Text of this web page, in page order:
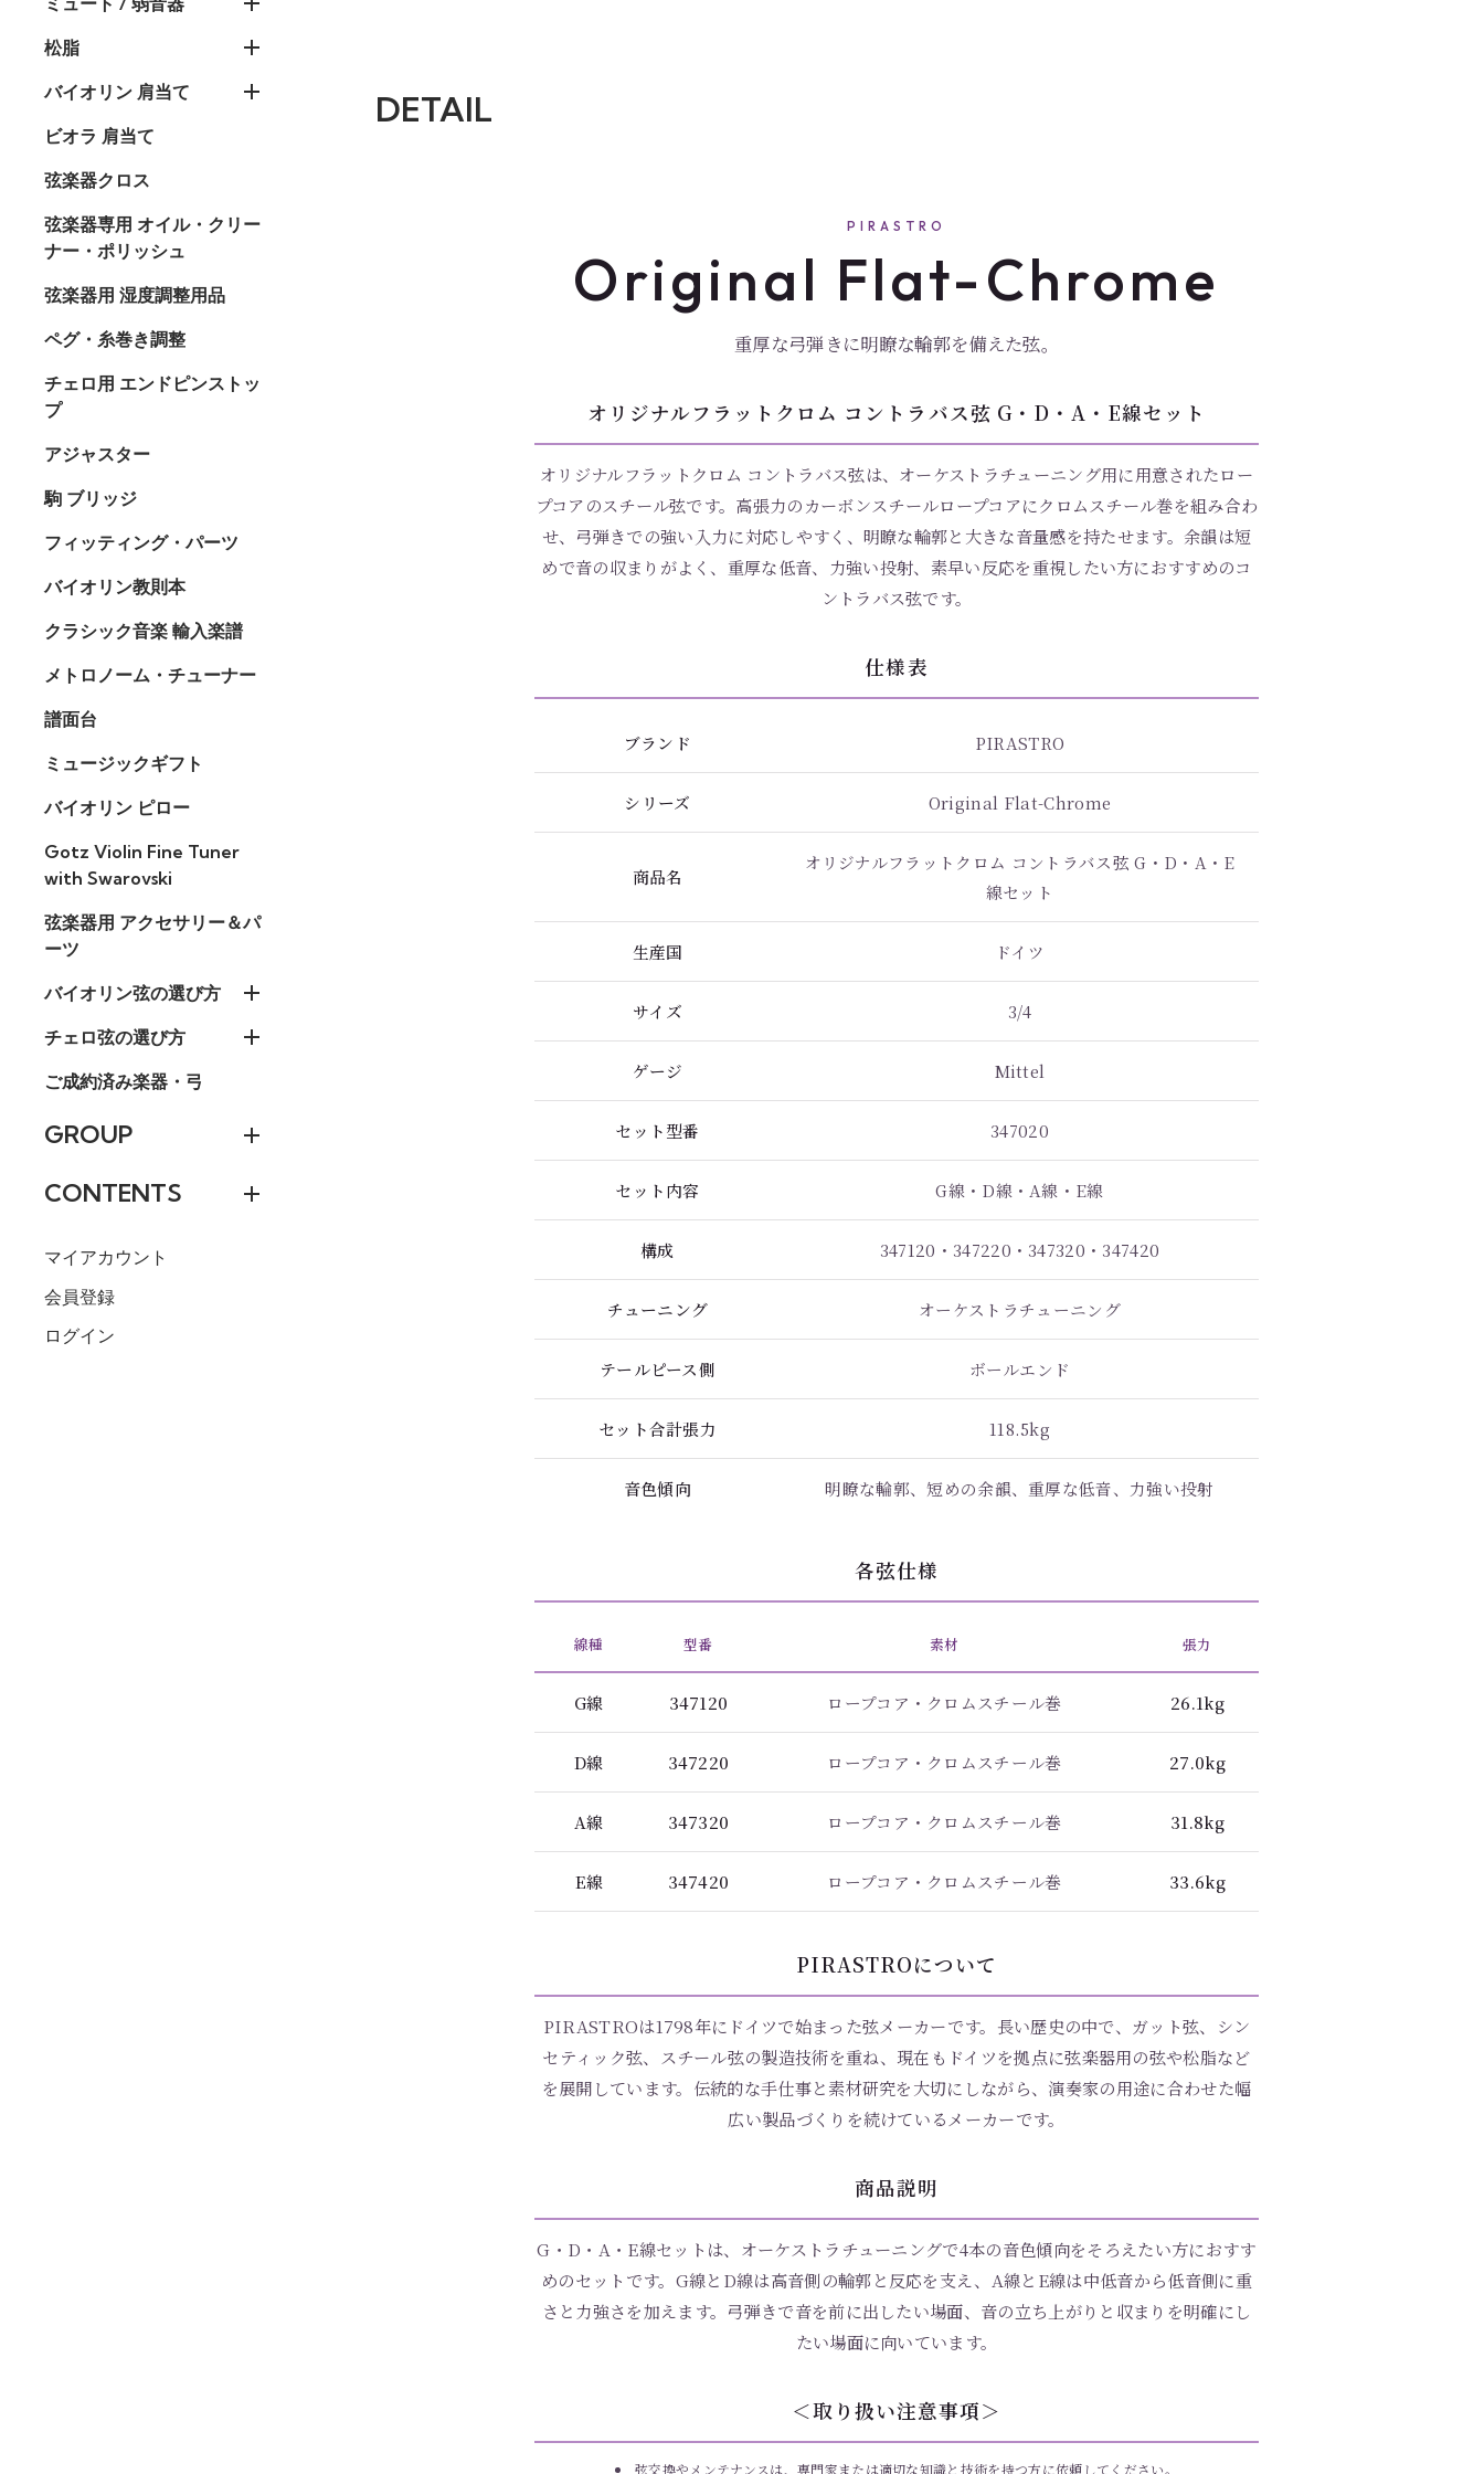
松脂
バイオリン 肩当て
ビオラ 肩当て
弦楽器クロス
弦楽器専用 オイル・クリー
ナー・ポリッシュ
弦楽器用 湿度調整用品
ペグ・糸巻き調整
チェロ用 エンドピンストッ
プ
アジャスター
駒 ブリッジ
フィッティング・パーツ
バイオリン教則本
クラシック音楽 輸入楽譜
メトロノーム・チューナー
譜面台
ミュージックギフト
バイオリン ピロー
Gotz Violin Fine Tuner
with Swarovski
弦楽器用 アクセサリー＆パ
ーツ
バイオリン弦の選び方
チェロ弦の選び方
ご成約済み楽器・弓
GROUP
CONTENTS
マイアカウント
会員登録
ログイン
DETAIL
PIRASTRO
Original Flat-Chrome
重厚な弓弾きに明瞭な輪郭を備えた弦。
オリジナルフラットクロム コントラバス弦 G・D・A・E線セット
オリジナルフラットクロム コントラバス弦は、オーケストラチューニング用に用意されたロー
プコアのスチール弦です。高張力のカーボンスチールロープコアにクロムスチール巻を組み合わ
せ、弓弾きでの強い入力に対応しやすく、明瞭な輪郭と大きな音量感を持たせます。余韻は短
めで音の収まりがよく、重厚な低音、力強い投射、素早い反応を重視したい方におすすめのコ
ントラバス弦です。
仕様表
ブランド PIRASTRO
シリーズ Original Flat-Chrome
商品名
オリジナルフラットクロム コントラバス弦 G・D・A・E
線セット
生産国 ドイツ
サイズ 3/4
ゲージ Mittel
セット型番 347020
セット内容 G線・D線・A線・E線
構成 347120・347220・347320・347420
チューニング オーケストラチューニング
テールピース側 ボールエンド
セット合計張力 118.5kg
音色傾向 明瞭な輪郭、短めの余韻、重厚な低音、力強い投射
各弦仕様
線種 型番 素材 張力
G線 347120 ロープコア・クロムスチール巻 26.1kg
D線 347220 ロープコア・クロムスチール巻 27.0kg
A線 347320 ロープコア・クロムスチール巻 31.8kg
E線 347420 ロープコア・クロムスチール巻 33.6kg
PIRASTROについて
PIRASTROは1798年にドイツで始まった弦メーカーです。長い歴史の中で、ガット弦、シン
セティック弦、スチール弦の製造技術を重ね、現在もドイツを拠点に弦楽器用の弦や松脂など
を展開しています。伝統的な手仕事と素材研究を大切にしながら、演奏家の用途に合わせた幅
広い製品づくりを続けているメーカーです。
商品説明
G・D・A・E線セットは、オーケストラチューニングで4本の音色傾向をそろえたい方におすす
めのセットです。G線とD線は高音側の輪郭と反応を支え、A線とE線は中低音から低音側に重
さと力強さを加えます。弓弾きで音を前に出したい場面、音の立ち上がりと収まりを明確にし
たい場面に向いています。
＜取り扱い注意事項＞
弦交換やメンテナンスは、専門家または適切な知識と技術を持つ方に依頼してください。